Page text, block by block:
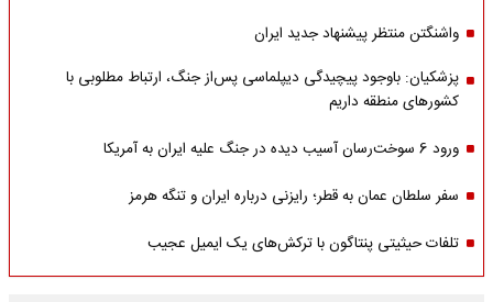
واشنگتن منتظر پیشنهاد جدید ایران
پزشکیان: باوجود پیچیدگی دیپلماسی پس‌از جنگ، ارتباط مطلوبی با
کشورهای منطقه داریم
ورود 6 سوخت‌رسان آسیب دیده در جنگ علیه ایران به آمریکا
سفر سلطان عمان به قطر؛ رایزنی درباره ایران و تنگه هرمز
تلفات حیثیتی پنتاگون با ترکش‌های یک ایمیل عجیب